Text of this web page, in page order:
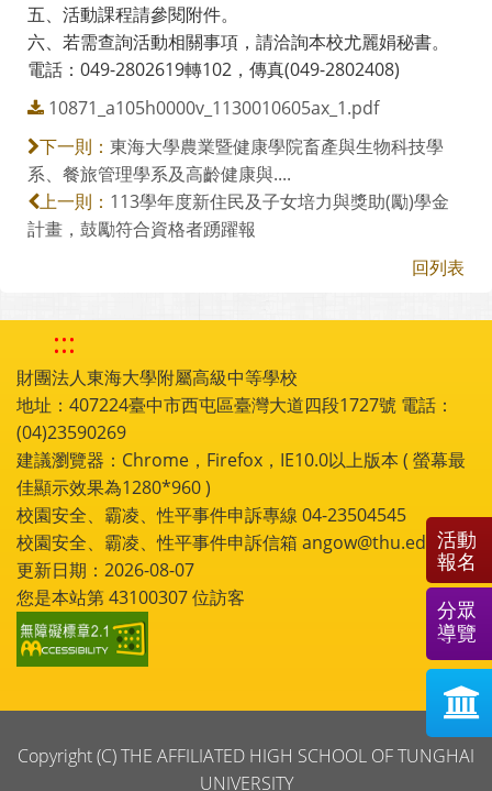
五、活動課程請參閱附件。
六、若需查詢活動相關事項，請洽詢本校尤麗娟秘書。
電話：049-2802619轉102，傳真(049-2802408)
10871_a105h0000v_1130010605ax_1.pdf
下一則： 東海大學農業暨健康學院畜產與生物科技學
系、餐旅管理學系及高齡健康與....
上一則： 113學年度新住民及子女培力與獎助(勵)學金
計畫，鼓勵符合資格者踴躍報
回列表
:::
財團法人東海大學附屬高級中等學校
地址：407224臺中市西屯區臺灣大道四段1727號 電話：
(04)23590269
建議瀏覽器：Chrome，Firefox，IE10.0以上版本 ( 螢幕最
佳顯示效果為1280*960 )
校園安全、霸凌、性平事件申訴專線 04-23504545
校園安全、霸凌、性平事件申訴信箱 angow@thu.edu.tw
更新日期：2026-08-07
您是本站第43100307位訪客
Copyright (C) THE AFFILIATED HIGH SCHOOL OF TUNGHAI
UNIVERSITY
活動
報名
分眾
導覽